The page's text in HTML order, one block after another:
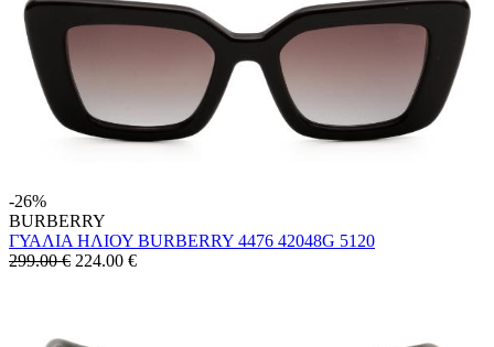
-26%
BURBERRY
ΓΥΑΛΙΑ ΗΛΙΟΥ BURBERRY 4476 42048G 5120
299.00 € 224.00 €